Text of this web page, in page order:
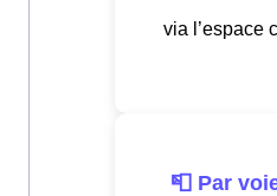
via l’espace
📮 Par